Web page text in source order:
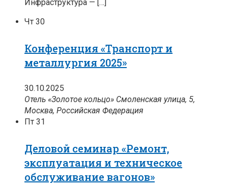
Инфраструктура — […]
Чт 30
Конференция «Транспорт и
металлургия 2025»
30.10.2025
Отель «Золотое кольцо» Смоленская улица, 5,
Москва, Российская Федерация
Пт 31
Деловой семинар «Ремонт,
эксплуатация и техническое
обслуживание вагонов»